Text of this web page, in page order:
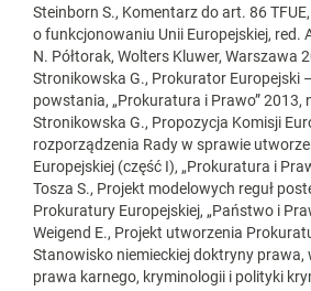
Steinborn S., Komentarz do art. 86
o funkcjonowaniu Unii Europejskiej, red.
N. Półtorak, Wolters Kluwer, Warszawa
Stronikowska G., Prokurator Europejski
powstania, „Prokuratura i Prawo” 2013,
Stronikowska G., Propozycja Komisji
rozporządzenia Rady w sprawie
Europejskiej (część I), „Prokuratura i
Tosza S., Projekt modelowych reguł
Prokuratury Europejskiej, „Państwo i
Weigend E., Projekt utworzenia
Stanowisko niemieckiej doktryny prawa,
prawa karnego, kryminologii i polityki